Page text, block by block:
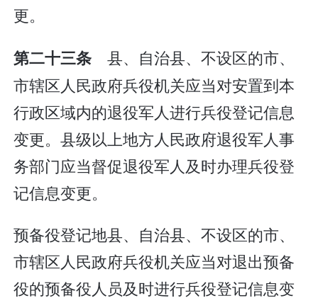
更。
第二十三条 县、自治县、不设区的市、
市辖区人民政府兵役机关应当对安置到本
行政区域内的退役军人进行兵役登记信息
变更。县级以上地方人民政府退役军人事
务部门应当督促退役军人及时办理兵役登
记信息变更。
预备役登记地县、自治县、不设区的市、
市辖区人民政府兵役机关应当对退出预备
役的预备役人员及时进行兵役登记信息变